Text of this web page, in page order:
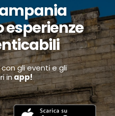
gli eventi e gli
inapp!